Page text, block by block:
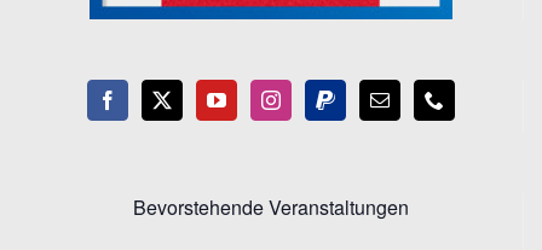
Bevorstehende Veranstaltungen